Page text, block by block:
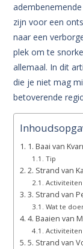
zijn voor een
naar een
plek om te
allemaal. In dit
die je niet mag
betoverende
1. Baai van
Tip
2. Strand van
Activiteiten
3. Strand van
Wat te
4. Baaien van
Activiteiten
5. Strand van